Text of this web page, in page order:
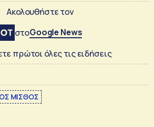
Ακολουθήστε τον
στοGoogle News
πρώτοι όλες τις ειδήσεις
ΜΙΣΘΟΣ